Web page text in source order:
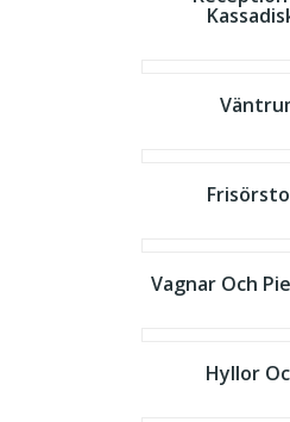
Vagnar Och
Hyllor